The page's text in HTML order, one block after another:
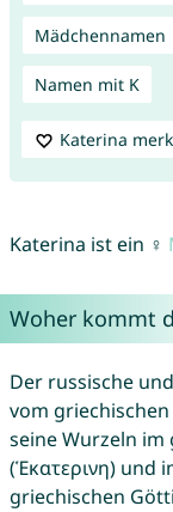
Mädchennamen
Namen mit K
Katerina
Katerina ist ein ♀
Woher kommt
Der russische
vom griechischen
seine Wurzeln
(Ἑκατερινη) und
griechischen